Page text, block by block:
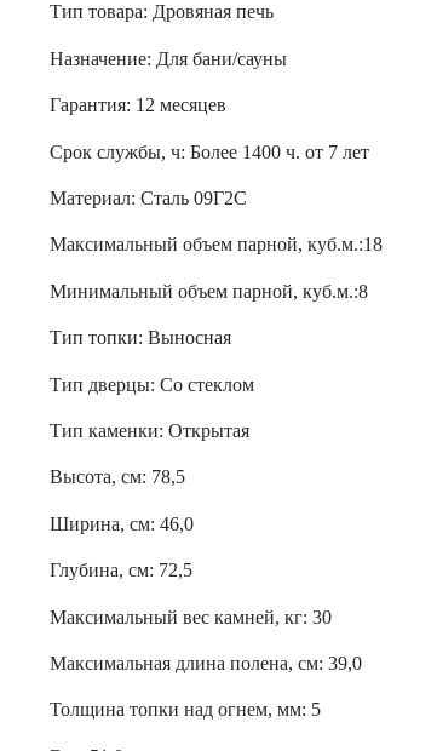
Тип товара: Дровяная печь
Назначение: Для бани/сауны
Гарантия: 12 месяцев
Срок службы, ч: Более 1400 ч. от 7 лет
Материал: Сталь 09Г2С
Максимальный объем парной, куб.м.:18
Минимальный объем парной, куб.м.:8
Тип топки: Выносная
Тип дверцы: Со стеклом
Тип каменки: Открытая
Высота, см: 78,5
Ширина, см: 46,0
Глубина, см: 72,5
Максимальный вес камней, кг: 30
Максимальная длина полена, см: 39,0
Толщина топки над огнем, мм: 5